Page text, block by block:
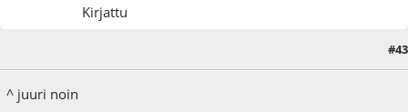
Kirjattu
#43
^ juuri noin